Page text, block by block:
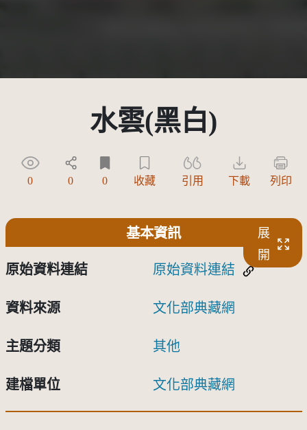
水雲(黑白)
0 0 0 收藏 引用 下載 列印
基本資訊
展
開
原始資料連結 原始資料連結
資料來源 文化部典藏網
主題分類 其他
建檔單位 文化部典藏網